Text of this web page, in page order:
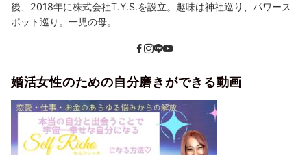
後、2018年に株式会社T.Y.S.を設立。趣味は神社巡り、パワース
ポット巡り。一児の母。
婚活女性のための自分磨きができる動画